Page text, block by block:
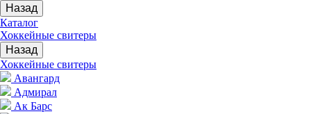
Назад
Каталог
Хоккейные свитеры
Назад
Хоккейные свитеры
Авангард
Адмирал
Ак Барс